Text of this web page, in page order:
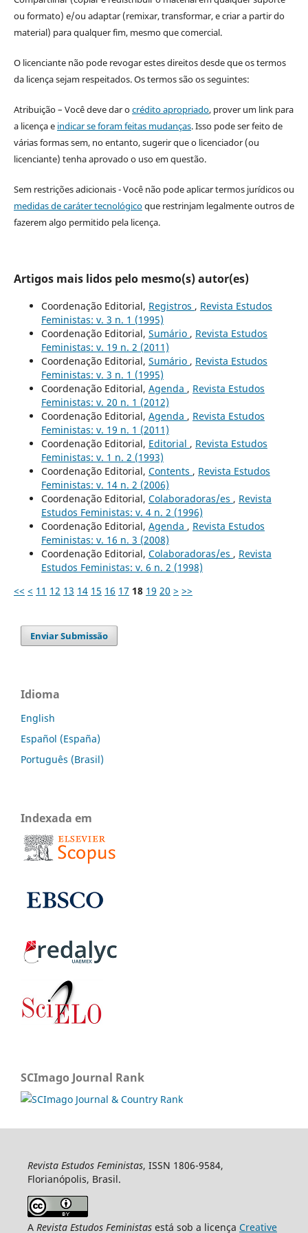
ou formato) e/ou adaptar (remixar, transformar, e criar a partir do
material) para qualquer fim, mesmo que comercial.
O licenciante não pode revogar estes direitos desde que os termos
da licença sejam respeitados. Os termos são os seguintes:
Atribuição – Você deve dar ocrédito apropriado, prover um link para
a licença e indicar se foram feitas mudanças. Isso pode ser feito de
várias formas sem, no entanto, sugerir que o licenciador (ou
licenciante) tenha aprovado o uso em questão.
Sem restrições adicionais - Você não pode aplicar termos jurídicos ou
medidas de caráter tecnológicoque restrinjam legalmente outros de
fazerem algo permitido pela licença.
Artigos mais lidos pelo mesmo(s) autor(es)
Coordenação Editorial, Registros , Revista Estudos
Feministas: v. 3 n. 1 (1995)
Coordenação Editorial, Sumário , Revista Estudos
Feministas: v. 19 n. 2 (2011)
Coordenação Editorial, Sumário , Revista Estudos
Feministas: v. 3 n. 1 (1995)
Coordenação Editorial, Agenda , Revista Estudos
Feministas: v. 20 n. 1 (2012)
Coordenação Editorial, Agenda , Revista Estudos
Feministas: v. 19 n. 1 (2011)
Coordenação Editorial, Editorial , Revista Estudos
Feministas: v. 1 n. 2 (1993)
Coordenação Editorial, Contents , Revista Estudos
Feministas: v. 14 n. 2 (2006)
Coordenação Editorial, Colaboradoras/es , Revista
Estudos Feministas: v. 4 n. 2 (1996)
Coordenação Editorial, Agenda , Revista Estudos
Feministas: v. 16 n. 3 (2008)
Coordenação Editorial, Colaboradoras/es , Revista
Estudos Feministas: v. 6 n. 2 (1998)
<< < 11 12 13 14 15 16 17 18 19 20 > >>
Enviar Submissão
Idioma
English
Español (España)
Português (Brasil)
Indexada em
SCImago Journal Rank
Revista Estudos Feministas, ISSN 1806-9584,
Florianópolis, Brasil.
A Revista Estudos Feministasestá sob a licença Creative